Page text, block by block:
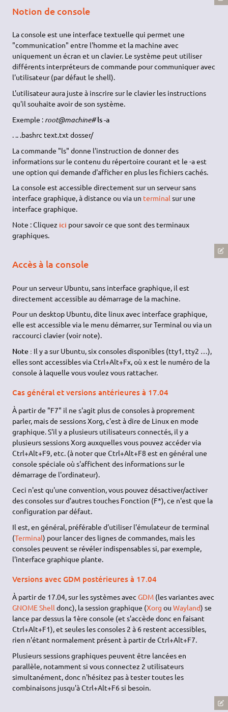
Notion de console
La console est une interface textuelle qui permet une
"communication" entre l'homme et la machine avec
uniquement un écran et un clavier. Le système peut utiliser
différents interpréteurs de commande pour communiquer avec
l'utilisateur (par défaut le shell).
L'utilisateur aura juste à inscrire sur le clavier les instructions
qu'il souhaite avoir de son système.
Exemple : root@machine#ls -a
. .. .bashrc text.txt dosser/
La commande "ls" donne l'instruction de donner des
informations sur le contenu du répertoire courant et le -a est
une option qui demande d'afficher en plus les fichiers cachés.
La console est accessible directement sur un serveur sans
interface graphique, à distance ou via un terminal sur une
interface graphique.
Note : Cliquez ici pour savoir ce que sont des terminaux
graphiques.
Accès à la console
Pour un serveur Ubuntu, sans interface graphique, il est
directement accessible au démarrage de la machine.
Pour un desktop Ubuntu, dite linux avec interface graphique,
elle est accessible via le menu démarrer, sur Terminal ou via un
raccourci clavier (voir note).
Note : Il y a sur Ubuntu, six consoles disponibles (tty1, tty2 …),
elles sont accessibles via Ctrl+Alt+Fx, où x est le numéro de la
console à laquelle vous voulez vous rattacher.
Cas général et versions antérieures à 17.04
À partir de "F7" il ne s'agit plus de consoles à proprement
parler, mais de sessions Xorg, c'est à dire de Linux en mode
graphique. S'il y a plusieurs utilisateurs connectés, il y a
plusieurs sessions Xorg auxquelles vous pouvez accéder via
Ctrl+Alt+F9, etc. (à noter que Ctrl+Alt+F8 est en général une
console spéciale où s'affichent des informations sur le
démarrage de l'ordinateur).
Ceci n'est qu'une convention, vous pouvez désactiver/activer
des consoles sur d'autres touches Fonction (F*), ce n'est que la
configuration par défaut.
Il est, en général, préférable d'utiliser l'émulateur de terminal
(Terminal) pour lancer des lignes de commandes, mais les
consoles peuvent se révéler indispensables si, par exemple,
l'interface graphique plante.
Versions avec GDM postérieures à 17.04
À partir de 17.04, sur les systèmes avecGDM (les variantes avec
GNOME Shell donc), la session graphique (Xorg ouWayland) se
lance par dessus la 1ère console (et s'accède donc en faisant
Ctrl+Alt+F1), et seules les consoles 2 à 6 restent accessibles,
rien n'étant normalement présent à partir de Ctrl+Alt+F7.
Plusieurs sessions graphiques peuvent être lancées en
parallèle, notamment si vous connectez 2 utilisateurs
simultanément, donc n'hésitez pas à tester toutes les
combinaisons jusqu'à Ctrl+Alt+F6 si besoin.